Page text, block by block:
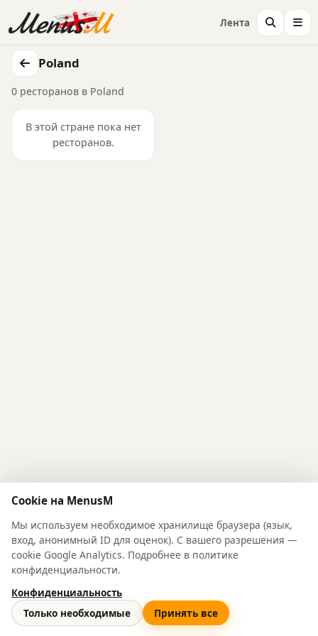
Лента
Poland
0 ресторанов в Poland
В этой стране пока нет
ресторанов.
Cookie на MenusM
Мы используем необходимое хранилище браузера (язык,
вход, анонимный ID для оценок). С вашего разрешения —
cookie Google Analytics. Подробнее в политике
конфиденциальности.
Конфиденциальность
Только необходимые Принять все